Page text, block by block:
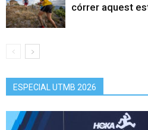
córrer aquest
ESPECIAL UTMB 2026